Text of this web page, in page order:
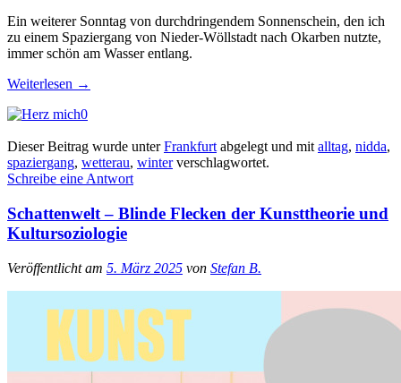
Ein weiterer Sonntag von durchdringendem Sonnenschein, den ich
zu einem Spaziergang von Nieder-Wöllstadt nach Okarben nutzte,
immer schön am Wasser entlang.
Weiterlesen →
0
Dieser Beitrag wurde unterFrankfurt abgelegt und mit alltag, nidda,
spaziergang, wetterau, winterverschlagwortet.
Schreibe eine Antwort
Schattenwelt – Blinde Flecken der Kunsttheorie und
Kultursoziologie
Veröffentlicht am 5. März 2025 von Stefan B.